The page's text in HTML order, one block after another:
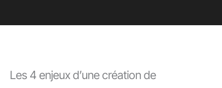
Les 4 enjeux d’une création de